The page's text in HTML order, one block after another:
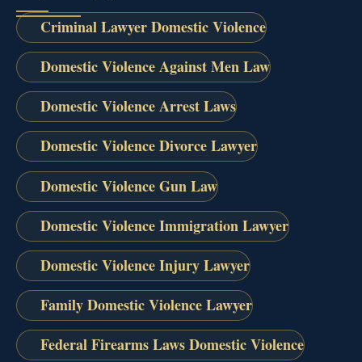
Criminal Lawyer Domestic Violence
Domestic Violence Against Men Law
Domestic Violence Arrest Laws
Domestic Violence Divorce Lawyer
Domestic Violence Gun Law
Domestic Violence Immigration Lawyer
Domestic Violence Injury Lawyer
Family Domestic Violence Lawyer
Federal Firearms Laws Domestic Violence